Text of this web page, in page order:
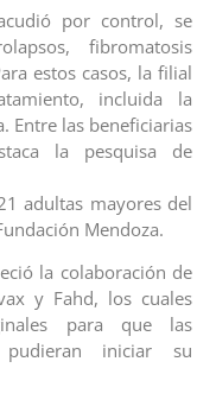
por control, se
fibromatosis
estos casos, la filial
incluida la
Entre las beneficiarias
la pesquisa de
adultas mayores del
Mendoza.
la colaboración de
y Fahd, los cuales
para que las
iniciar su